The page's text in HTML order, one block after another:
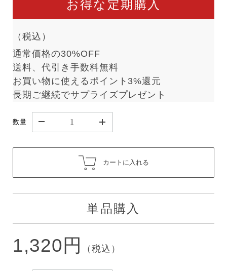
お得な定期購入
（税込）
通常価格の30%OFF
送料、代引き手数料無料
お買い物に使えるポイント3%還元
長期ご継続でサプライズプレゼント
数量
カートに入れる
単品購入
1,320円 （税込）